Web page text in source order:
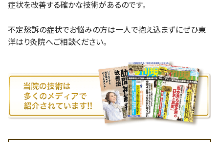
症状を改善する確かな技術があるのです。
不定愁訴の症状でお悩みの方は一人で抱え込まずにぜひ東
洋はり灸院へご相談ください。